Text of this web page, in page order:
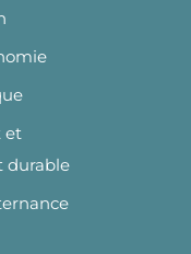
et
durable